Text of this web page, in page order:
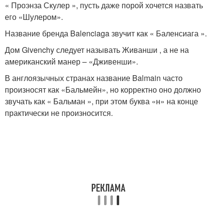
« Проэнза Скулер », пусть даже порой хочется назвать
его «Шулером».
Название бренда Balenciaga звучит как « Баленсиага ».
Дом Givenchy следует называть Живанши , а не на
американский манер – «Дживенши».
В англоязычных странах название Balmain часто
произносят как «Бальмейн», но корректно оно должно
звучать как « Бальман », при этом буква «н» на конце
практически не произносится.